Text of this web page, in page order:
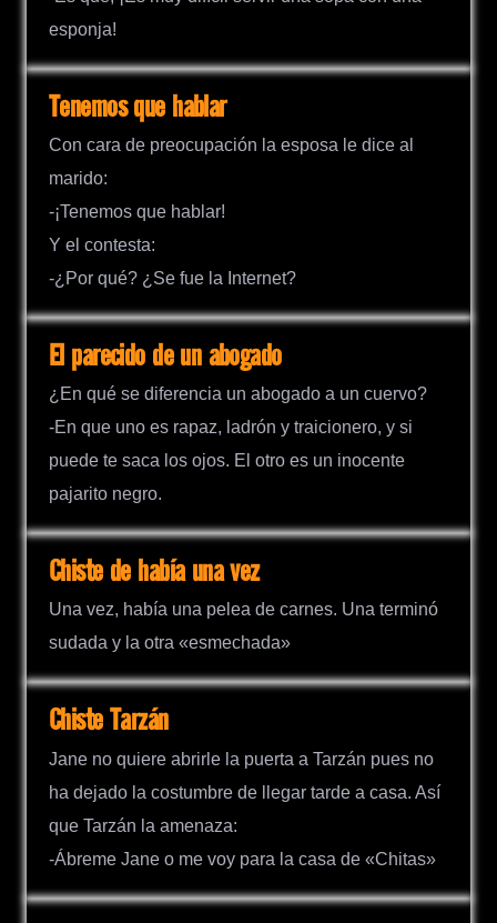
esponja!
Tenemos que hablar
Con cara de preocupación la esposa le dice al
marido:
-¡Tenemos que hablar!
Y el contesta:
-¿Por qué? ¿Se fue la Internet?
El parecido de un abogado
¿En qué se diferencia un abogado a un cuervo?
-En que uno es rapaz, ladrón y traicionero, y si
puede te saca los ojos. El otro es un inocente
pajarito negro.
Chiste de había una vez
Una vez, había una pelea de carnes. Una terminó
sudada y la otra «esmechada»
Chiste Tarzán
Jane no quiere abrirle la puerta a Tarzán pues no
ha dejado la costumbre de llegar tarde a casa. Así
que Tarzán la amenaza:
-Ábreme Jane o me voy para la casa de «Chitas»